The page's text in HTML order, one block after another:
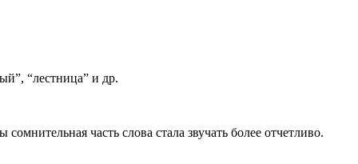
“лестница” и др.
часть слова стала звучать более отчетливо.